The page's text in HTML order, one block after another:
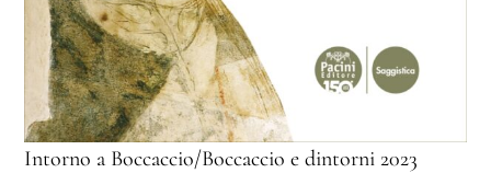
Intorno a Boccaccio/Boccaccio e dintorni 2023